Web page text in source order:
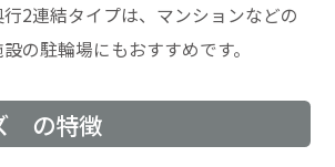
2連結タイプは、マンションなどの
の駐輪場にもおすすめです。
の特徴